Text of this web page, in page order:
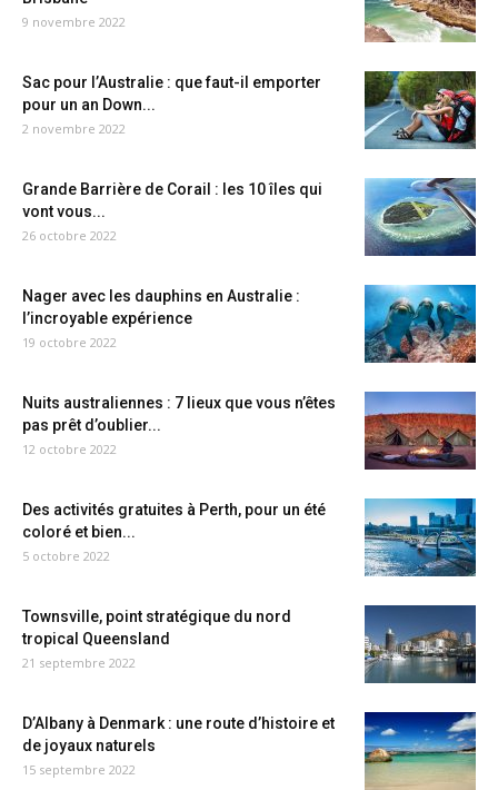
9 novembre 2022
Sac pour l’Australie : que faut-il emporter
pour un an Down...
2 novembre 2022
Grande Barrière de Corail : les 10 îles qui
vont vous...
26 octobre 2022
Nager avec les dauphins en Australie :
l’incroyable expérience
19 octobre 2022
Nuits australiennes : 7 lieux que vous n’êtes
pas prêt d’oublier...
12 octobre 2022
Des activités gratuites à Perth, pour un été
coloré et bien...
5 octobre 2022
Townsville, point stratégique du nord
tropical Queensland
21 septembre 2022
D’Albany à Denmark : une route d’histoire et
de joyaux naturels
15 septembre 2022